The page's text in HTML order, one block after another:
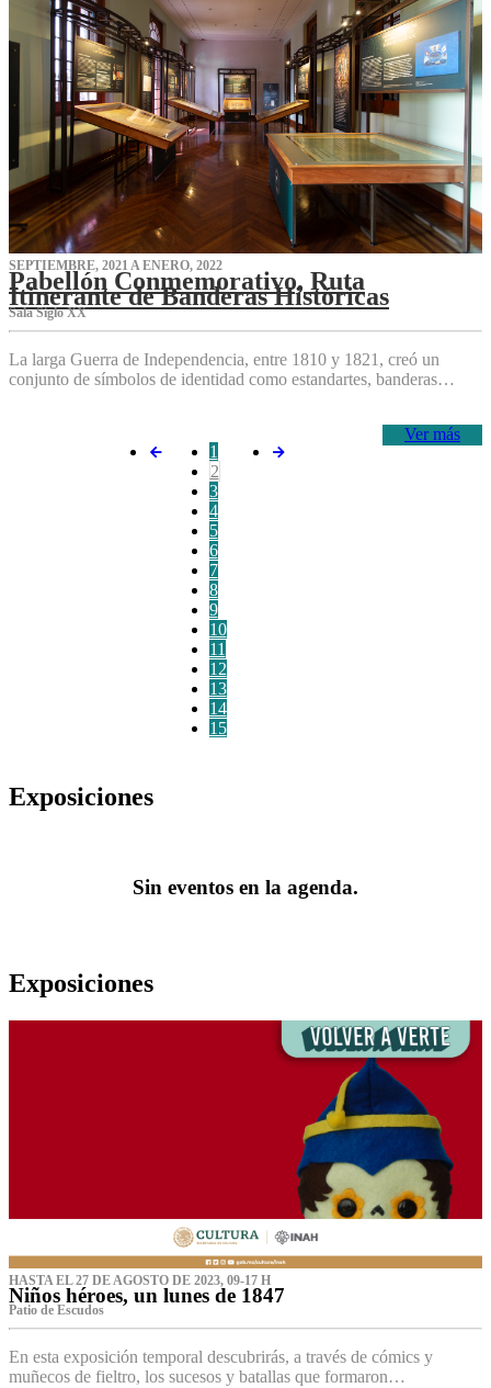
SEPTIEMBRE, 2021 A ENERO, 2022
Pabellón Conmemorativo, Ruta
Itinerante de Banderas Históricas
Sala Siglo XX
La larga Guerra de Independencia, entre 1810 y 1821, creó un
conjunto de símbolos de identidad como estandartes, banderas…
Ver más
1
2
3
4
5
6
7
8
9
10
11
12
13
14
15
Exposiciones
Sin eventos en la agenda.
Exposiciones
HASTA EL 27 DE AGOSTO DE 2023, 09-17 H
Niños héroes, un lunes de 1847
Patio de Escudos
En esta exposición temporal descubrirás, a través de cómics y
muñecos de fieltro, los sucesos y batallas que formaron…